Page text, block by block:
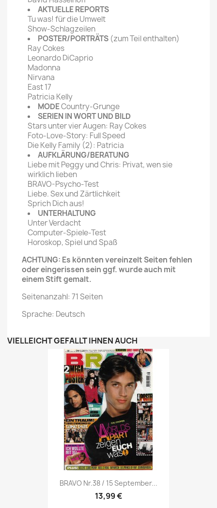
AKTUELLE REPORTS
Tu was! für die Umwelt
Show-Schlagzeilen
POSTER/PORTRÄTS (zum Teil enthalten)
Ray Cokes
Leonardo DiCaprio
Madonna
Nirvana
East 17
Patricia Kelly
MODECountry-Grunge
SERIEN IN WORT UND BILD
Stars unter vier Augen: Ray Cokes
Foto-Love-Story: Full Speed
Die Kelly Family (2): Patricia
AUFKLÄRUNG/BERATUNG
Liebe mit Peggy und Chris: Privat, wen sie
wirklich lieben
BRAVO-Psycho-Test
Liebe. Sex und Zärtlichkeit
Sprich Dich aus!
UNTERHALTUNG
Unter Verdacht
Computer-Spiele-Test
Horoskop, Spiel und Spaß
ACHTUNG: Es könnten vereinzelt Seiten fehlen
oder eingerissen sein ggf. wurde auch mit
einem Stift gemalt.
Seitenanzahl: 71 Seiten
Sprache: Deutsch
VIELLEICHT GEFÄLLT IHNEN AUCH
Vorschau
BRAVO Nr.38 / 15 September...
13,99 €